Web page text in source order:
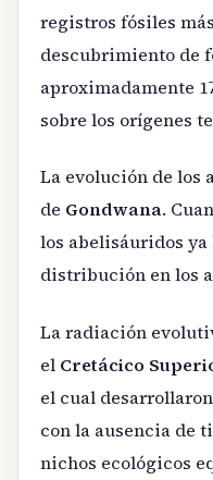
registros fósiles
descubrimiento de
aproximadamente
sobre los orígenes
La evolución de los
de Gondwana.
los abelisáuridos
distribución en los
La radiación
el Cretácico
el cual
con la ausencia de
nichos ecológicos